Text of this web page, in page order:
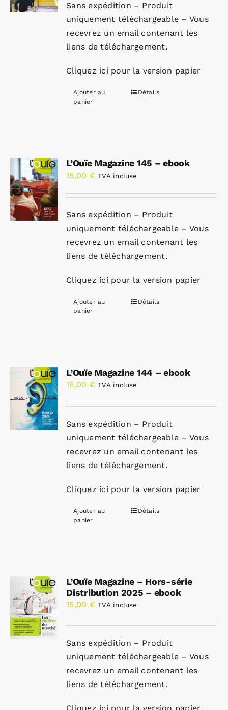
Sans expédition – Produit
uniquement téléchargeable – Vous
recevrez un email contenant les
liens de téléchargement.
Cliquez ici pour la version papier
Ajouter au
panier
Détails
L’Ouïe Magazine 145 – ebook
15,00 € TVA incluse
Sans expédition – Produit
uniquement téléchargeable – Vous
recevrez un email contenant les
liens de téléchargement.
Cliquez ici pour la version papier
Ajouter au
panier
Détails
L’Ouïe Magazine 144 – ebook
15,00 € TVA incluse
Sans expédition – Produit
uniquement téléchargeable – Vous
recevrez un email contenant les
liens de téléchargement.
Cliquez ici pour la version papier
Ajouter au
panier
Détails
L’Ouïe Magazine – Hors-série
Distribution 2025 – ebook
15,00 € TVA incluse
Sans expédition – Produit
uniquement téléchargeable – Vous
recevrez un email contenant les
liens de téléchargement.